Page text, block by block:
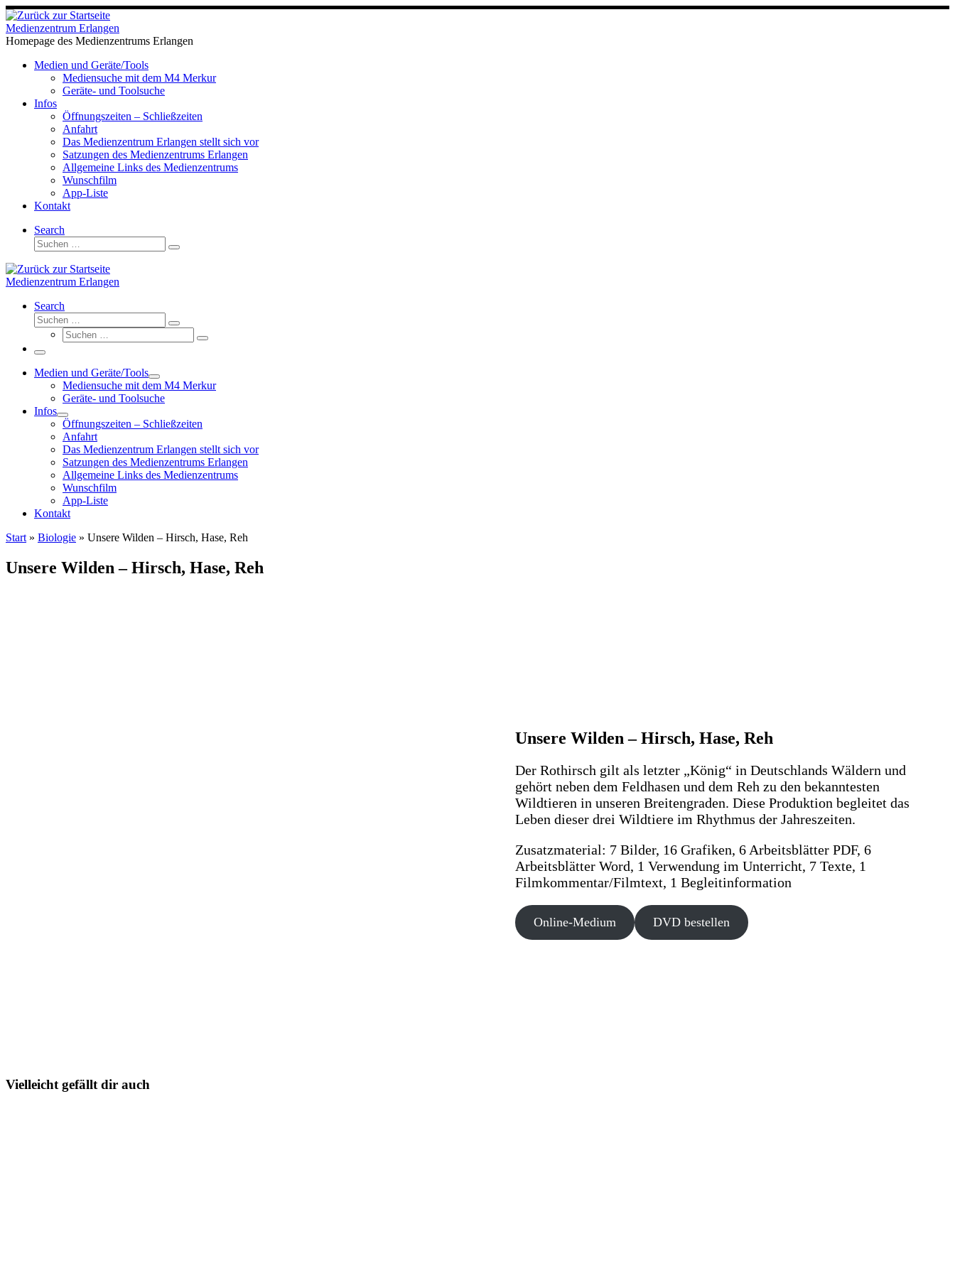
Zum
Inhalt
springen
Medienzentrum Erlangen
Homepage des Medienzentrums Erlangen
Medien und Geräte/Tools
Mediensuche mit dem M4 Merkur
Geräte- und Toolsuche
Infos
Öffnungszeiten – Schließzeiten
Anfahrt
Das Medienzentrum Erlangen stellt sich vor
Satzungen des Medienzentrums Erlangen
Allgemeine Links des Medienzentrums
Wunschfilm
App-Liste
Kontakt
Search
Suche
Suchen …
Medienzentrum Erlangen
Search
Suche
Suchen …
Suche
Suchen …
Menü
Medien und Geräte/Tools
Mediensuche mit dem M4 Merkur
Geräte- und Toolsuche
Infos
Öffnungszeiten – Schließzeiten
Anfahrt
Das Medienzentrum Erlangen stellt sich vor
Satzungen des Medienzentrums Erlangen
Allgemeine Links des Medienzentrums
Wunschfilm
App-Liste
Kontakt
Start » Biologie » Unsere Wilden – Hirsch, Hase, Reh
Unsere Wilden – Hirsch, Hase, Reh
Unsere Wilden – Hirsch, Hase, Reh
Der Rothirsch gilt als letzter „König“ in Deutschlands Wäldern und
gehört neben dem Feldhasen und dem Reh zu den bekanntesten
Wildtieren in unseren Breitengraden. Diese Produktion begleitet das
Leben dieser drei Wildtiere im Rhythmus der Jahreszeiten.
Zusatzmaterial: 7 Bilder, 16 Grafiken, 6 Arbeitsblätter PDF, 6
Arbeitsblätter Word, 1 Verwendung im Unterricht, 7 Texte, 1
Filmkommentar/Filmtext, 1 Begleitinformation
Online-Medium DVD bestellen
Vielleicht gefällt dir auch